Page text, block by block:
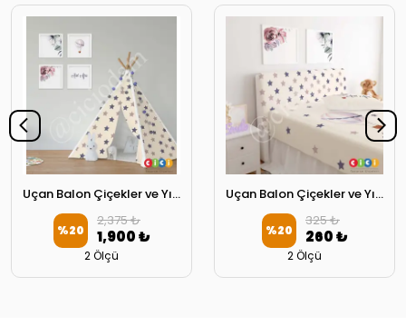
Uçan Balon Çiçekler ve Yıldızlar Oyun Çadırı
%20
2,375 ₺
1,900 ₺
2 Ölçü
Uçan Balon Çiçekler ve Yıldızlar Başlık Kılıfı
%20
325 ₺
260 ₺
2 Ölçü